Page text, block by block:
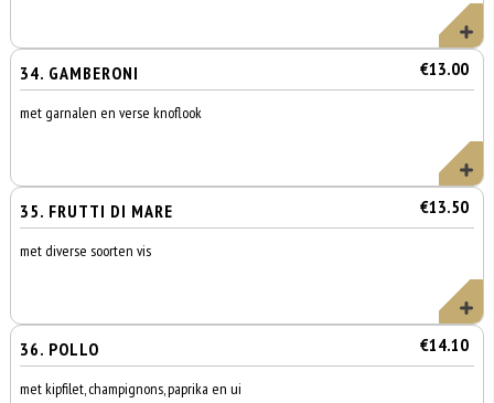
34. GAMBERONI €13.00
met garnalen en verse knoflook
35. FRUTTI DI MARE €13.50
met diverse soorten vis
36. POLLO €14.10
met kipfilet, champignons, paprika en ui